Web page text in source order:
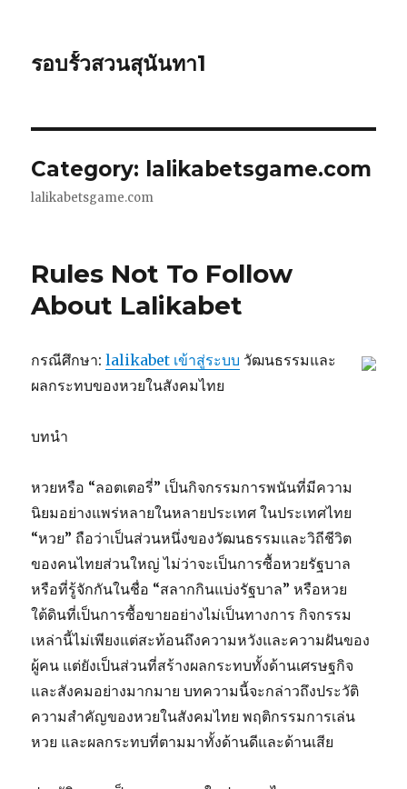
รอบรั้วสวนสุนันทา1
Category: lalikabetsgame.com
lalikabetsgame.com
Rules Not To Follow
About Lalikabet
กรณีศึกษา:lalikabet เข้าสู่ระบบ วัฒนธรรมและ
ผลกระทบของหวยในสังคมไทย
บทนำ
หวยหรือ “ลอตเตอรี่” เป็นกิจกรรมการพนันที่มีความ
นิยมอย่างแพร่หลายในหลายประเทศ ในประเทศไทย
“หวย” ถือว่าเป็นส่วนหนึ่งของวัฒนธรรมและวิถีชีวิต
ของคนไทยส่วนใหญ่ ไม่ว่าจะเป็นการซื้อหวยรัฐบาล
หรือที่รู้จักกันในชื่อ “สลากกินแบ่งรัฐบาล” หรือหวย
ใต้ดินที่เป็นการซื้อขายอย่างไม่เป็นทางการ กิจกรรม
เหล่านี้ไม่เพียงแต่สะท้อนถึงความหวังและความฝันของ
ผู้คน แต่ยังเป็นส่วนที่สร้างผลกระทบทั้งด้านเศรษฐกิจ
และสังคมอย่างมากมาย บทความนี้จะกล่าวถึงประวัติ
ความสำคัญของหวยในสังคมไทย พฤติกรรมการเล่น
หวย และผลกระทบที่ตามมาทั้งด้านดีและด้านเสีย